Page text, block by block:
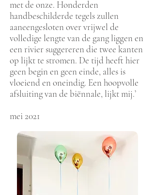
met de onze. Honderden
handbeschilderde tegels zullen
aaneengesloten over vrijwel de
volledige lengte van de gang liggen en
een rivier suggereren die twee kanten
op lijkt te stromen. De tijd heeft hier
geen begin en geen einde, alles is
vloeiend en oneindig. Een hoopvolle
afsluiting van de biënnale, lijkt mij.’
mei 2021